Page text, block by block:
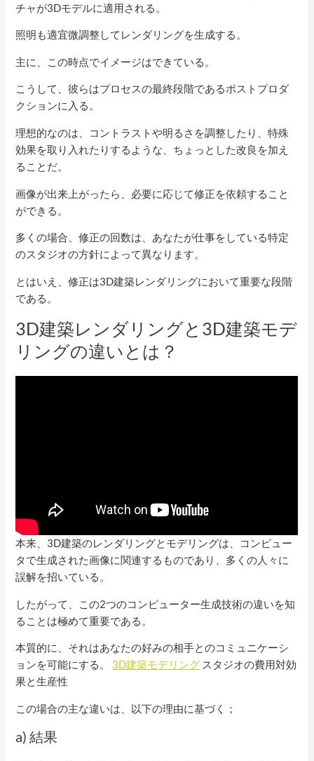
チャが3Dモデルに適用される。
照明も適宜微調整してレンダリングを生成する。
主に、この時点でイメージはできている。
こうして、彼らはプロセスの最終段階であるポストプロダ
クションに入る。
理想的なのは、コントラストや明るさを調整したり、特殊
効果を取り入れたりするような、ちょっとした改良を加え
ることだ。
画像が出来上がったら、必要に応じて修正を依頼すること
ができる。
多くの場合、修正の回数は、あなたが仕事をしている特定
のスタジオの方針によって異なります。
とはいえ、修正は3D建築レンダリングにおいて重要な段階
である。
3D建築レンダリングと3D建築モデ
リングの違いとは？
本来、3D建築のレンダリングとモデリングは、コンピュー
タで生成された画像に関連するものであり、多くの人々に
誤解を招いている。
したがって、この2つのコンピューター生成技術の違いを知
ることは極めて重要である。
本質的に、それはあなたの好みの相手とのコミュニケーシ
ョンを可能にする。 3D建築モデリング スタジオの費用対効
果と生産性
この場合の主な違いは、以下の理由に基づく；
a) 結果